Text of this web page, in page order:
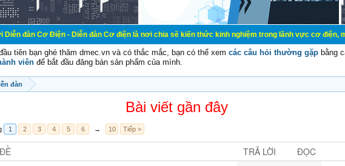
Điện - Diễn đàn Cơ điện là nơi chia sẽ kiến thức kinh nghiệm trong lãnh vực cơ điện, mua bán,
tiên bạn ghé thăm dmec.vn và có thắc mắc, bạn có thể xem các câu hỏi thường gặp bằng
viên để bắt đầu đăng bán sản phẩm của mình.
đàn
Bài viết gần đây
1 2 3 4 5 6 → 10 Tiếp >
TRẢ LỜI ĐỌC